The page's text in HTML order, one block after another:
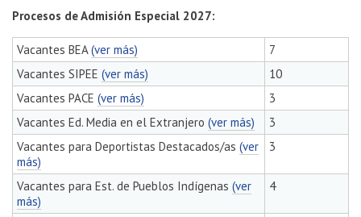
Procesos de Admisión Especial 2027:
Vacantes BEA(ver más)
7
Vacantes SIPEE (ver más)
10
Vacantes PACE (ver más)
3
Vacantes Ed. Media en el Extranjero (ver más)
3
Vacantes para Deportistas Destacados/as (ver
más)
3
Vacantes para Est. de Pueblos Indígenas (ver
más)
4